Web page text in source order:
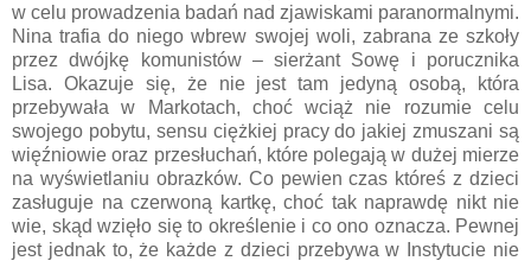
w celu prowadzenia badań nad zjawiskami paranormalnymi.
Nina trafia do niego wbrew swojej woli, zabrana ze szkoły
przez dwójkę komunistów – sierżant Sowę i porucznika
Lisa. Okazuje się, że nie jest tam jedyną osobą, która
przebywała w Markotach, choć wciąż nie rozumie celu
swojego pobytu, sensu ciężkiej pracy do jakiej zmuszani są
więźniowie oraz przesłuchań, które polegają w dużej mierze
na wyświetlaniu obrazków. Co pewien czas któreś z dzieci
zasługuje na czerwoną kartkę, choć tak naprawdę nikt nie
wie, skąd wzięło się to określenie i co ono oznacza. Pewnej
jest jednak to, że każde z dzieci przebywa w Instytucie nie